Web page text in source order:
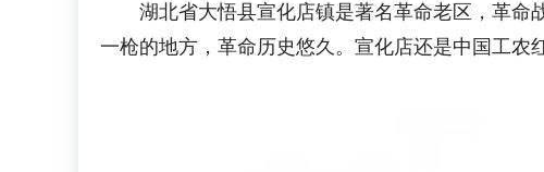
湖北省大悟县宣化店镇是著名革命老区，革命
一枪的地方，革命历史悠久。宣化店还是中国工农